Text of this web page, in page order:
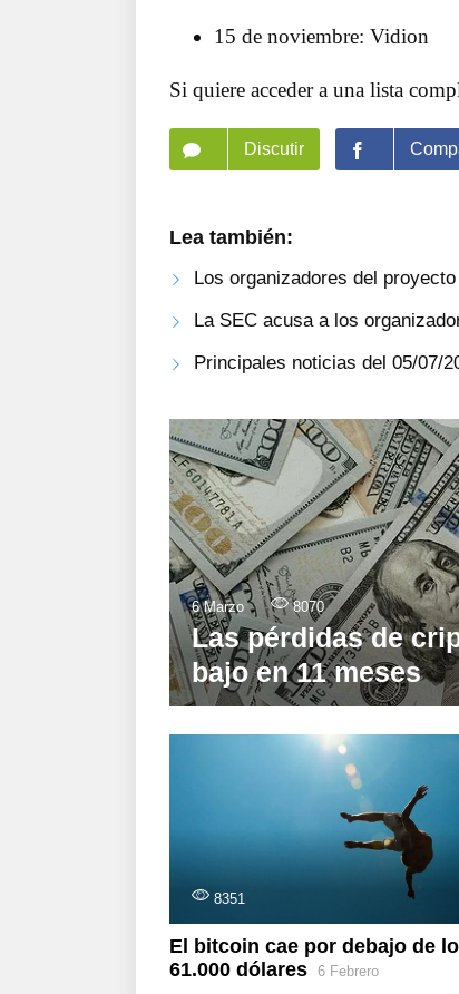
15 de noviembre: Vidion
Si quiere acceder a una lista
Discutir
Lea también:
Los organizadores del
La SEC acusa a los
Principales noticias del 05/07/
6 Marzo 8070
Las pérdidas de
bajo en 11 meses
8351
El bitcoin cae por debajo de
61.000 dólares 6 Febrero